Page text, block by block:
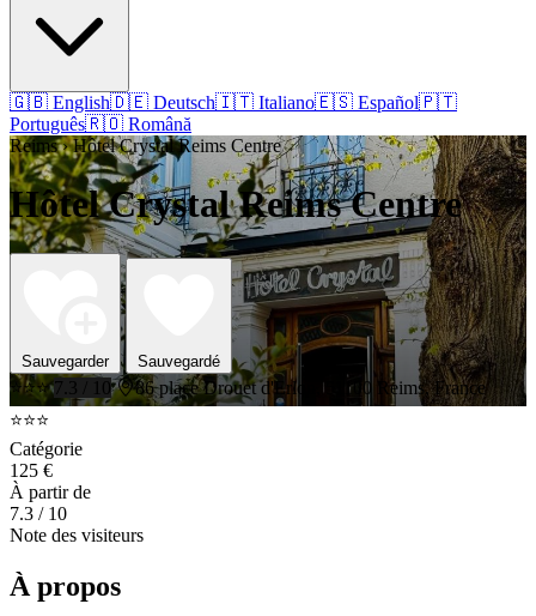
🇬🇧 English🇩🇪 Deutsch🇮🇹 Italiano🇪🇸 Español🇵🇹
Português🇷🇴 Română
Reims › Hôtel Crystal Reims Centre
Hôtel Crystal Reims Centre
Sauvegarder Sauvegardé
⭐⭐⭐ 7.3 / 10
86 place Drouet d'Erlon, 51100 Reims, France
⭐⭐⭐
Catégorie
125 €
À partir de
7.3 / 10
Note des visiteurs
À propos